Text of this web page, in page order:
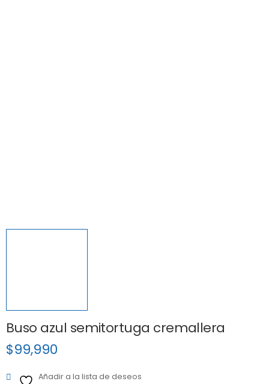
Buso azul semitortuga cremallera
$99,990
Añadir a la lista de deseos